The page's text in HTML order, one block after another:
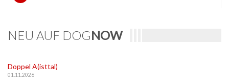
NEU AUF DOGNOW
Doppel A(isttal)
01.11.2026